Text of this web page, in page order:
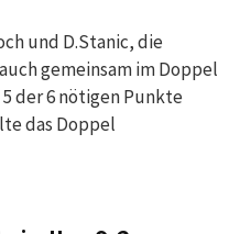
und D.Stanic, die
gemeinsam im Doppel
der 6 nötigen Punkte
das Doppel